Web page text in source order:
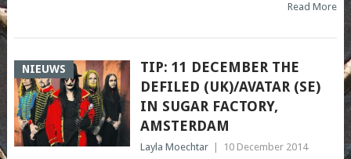
Read More
NIEUWS
TIP: 11 DECEMBER THE
DEFILED (UK)/AVATAR (SE)
IN SUGAR FACTORY,
AMSTERDAM
Layla Moechtar 10 December 2014